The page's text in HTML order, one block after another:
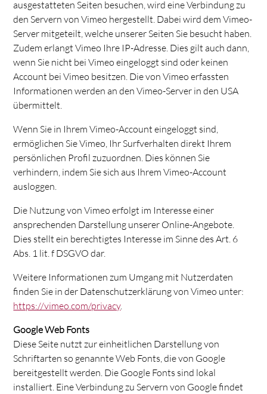
ausgestatteten Seiten besuchen, wird eine Verbindung zu
den Servern von Vimeo hergestellt. Dabei wird dem Vimeo-
Server mitgeteilt, welche unserer Seiten Sie besucht haben.
Zudem erlangt Vimeo Ihre IP-Adresse. Dies gilt auch dann,
wenn Sie nicht bei Vimeo eingeloggt sind oder keinen
Account bei Vimeo besitzen. Die von Vimeo erfassten
Informationen werden an den Vimeo-Server in den USA
übermittelt.
Wenn Sie in Ihrem Vimeo-Account eingeloggt sind,
ermöglichen Sie Vimeo, Ihr Surfverhalten direkt Ihrem
persönlichen Profil zuzuordnen. Dies können Sie
verhindern, indem Sie sich aus Ihrem Vimeo-Account
ausloggen.
Die Nutzung von Vimeo erfolgt im Interesse einer
ansprechenden Darstellung unserer Online-Angebote.
Dies stellt ein berechtigtes Interesse im Sinne des Art. 6
Abs. 1 lit. f DSGVO dar.
Weitere Informationen zum Umgang mit Nutzerdaten
finden Sie in der Datenschutzerklärung von Vimeo unter:
https://vimeo.com/privacy.
Google Web Fonts
Diese Seite nutzt zur einheitlichen Darstellung von
Schriftarten so genannte Web Fonts, die von Google
bereitgestellt werden. Die Google Fonts sind lokal
installiert. Eine Verbindung zu Servern von Google findet